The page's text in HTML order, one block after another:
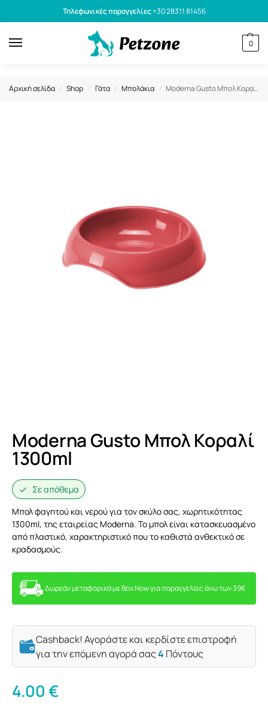
Τηλεφωνικές παραγγελίες+30 28311 81456
0
Αρχική σελίδα / Shop / Γάτα / Μπολάκια / Moderna Gusto Μπολ Κοραλί 1300ml
Moderna Gusto Μπολ Κοραλί
1300ml
Σε απόθεμα
Μπολ φαγητού και νερού για τον σκύλο σας, χωρητικότητας
1300ml, της εταιρείας Moderna. Το μπολ είναι κατασκευασμένο
από πλαστικό, χαρακτηριστικό που το καθιστά ανθεκτικό σε
κραδασμούς.
Δωρεάν μεταφορικά με Box Now για παραγγελίες άνω των 39€
Cashback! Αγοράστε και κερδίστε επιστροφή
για την επόμενη αγορά σας4 Πόντους
4.00€